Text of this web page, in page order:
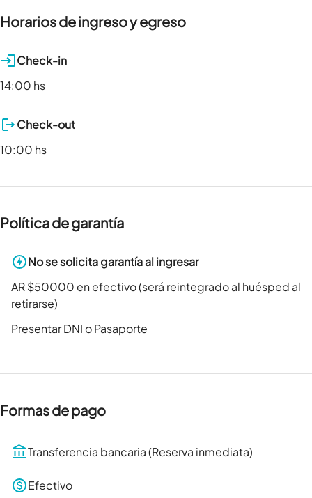
Horarios de ingreso y egreso
Check-in
14:00 hs
Check-out
10:00 hs
Política de garantía
No se solicita garantía al ingresar
AR $50000 en efectivo (será reintegrado al huésped al
retirarse)
Presentar DNI o Pasaporte
Formas de pago
Transferencia bancaria (Reserva inmediata)
Efectivo